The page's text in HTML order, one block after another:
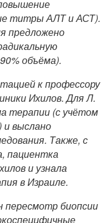
титры АЛТ и АСТ).
предложено
объёма).
к профессору
Ихилов. Для Л.
терапии (с учётом
и выслано
Также, с
пациентка
и узнала
в Израиле.
пересмотр биопсии